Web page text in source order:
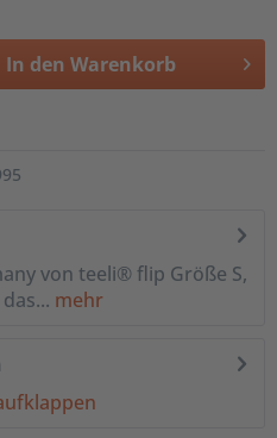
In den Warenkorb
von teeli® flip Größe S,
mehr